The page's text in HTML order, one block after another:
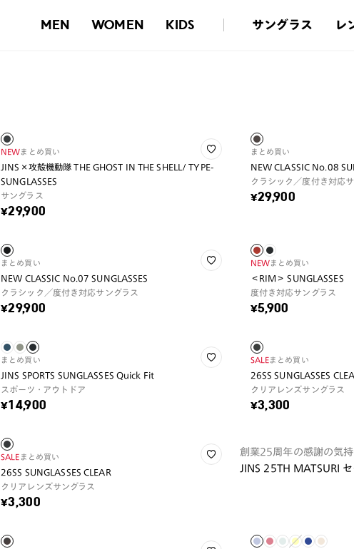
MEN WOMEN KIDS サングラス レ
NEWまとめ買い
JINS×攻殻機動隊 THE GHOST IN THE SHELL/ TYPE-
SUNGLASSES
サングラス
¥29,900
まとめ買い
NEW CLASSIC No.08
クラシック／度付き対応
¥29,900
まとめ買い
NEW CLASSIC No.07 SUNGLASSES
クラシック／度付き対応サングラス
¥29,900
NEWまとめ買い
＜RIM＞ SUNGLASSES
度付き対応サングラス
¥5,900
まとめ買い
JINS SPORTS SUNGLASSES Quick Fit
スポーツ・アウトドア
¥14,900
SALEまとめ買い
26SS SUNGLASSES
クリアレンズサングラス
¥3,300
SALE まとめ買い
26SS SUNGLASSES CLEAR
クリアレンズサングラス
¥3,300
創業25周年の感謝の気
JINS 25TH MATSURI セ